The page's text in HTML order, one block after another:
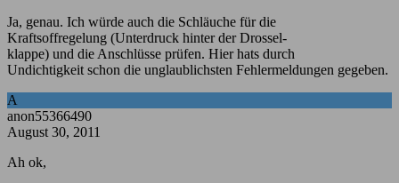
Ja, genau. Ich würde auch die Schläuche für die
Kraftsoffregelung (Unterdruck hinter der Drossel-
klappe) und die Anschlüsse prüfen. Hier hats durch
Undichtigkeit schon die unglaublichsten Fehlermeldungen gegeben.
A
anon55366490
August 30, 2011
Ah ok,